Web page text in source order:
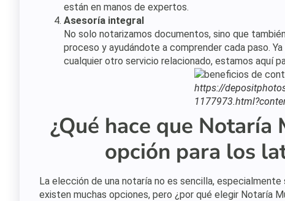
están en manos de expertos.
Asesoría integral
No solo notarizamos documentos, sino que
proceso y ayudándote a comprender cada paso.
cualquier otro servicio relacionado, estamos aquí
https://
¿Qué hace que
opción para los
La elección de una notaría no es sencilla,
existen muchas opciones, pero ¿por qué elegir Notaría